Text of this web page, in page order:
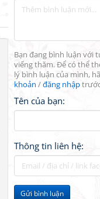
Bạn đang bình luận với
viếng thăm. Để có thể
lý bình luận của mình,
khoản /đăng nhập
Tên của bạn:
Thông tin liên hệ:
Gửi bình luận